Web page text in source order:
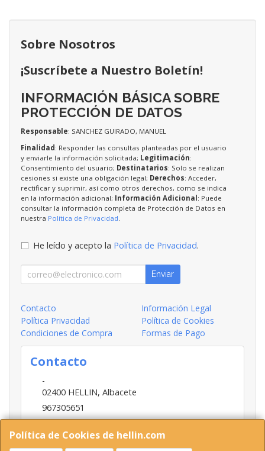
Política de Cookies de hellin.com
Sobre Nosotros
¡Suscríbete a Nuestro Boletín!
INFORMACIÓN BÁSICA SOBRE
PROTECCIÓN DE DATOS
Responsable: SANCHEZ GUIRADO, MANUEL
Finalidad: Responder las consultas planteadas por el usuario
y enviarle la información solicitada; Legitimación:
Consentimiento del usuario; Destinatarios: Solo se realizan
cesiones si existe una obligación legal; Derechos: Acceder,
rectificar y suprimir, así como otros derechos, como se indica
en la información adicional; Información Adicional: Puede
consultar la información completa de Protección de Datos en
nuestra Política de Privacidad
He leído y acepto la Política de Privacidad.
Enviar
Contacto
Información Legal
Política Privacidad
Política de Cookies
Condiciones de Compra
Formas de Pago
Contacto
-
02400 HELLIN, Albacete
967305651
INFO@HELLIN.COM